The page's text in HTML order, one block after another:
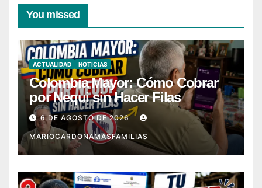
You missed
ACTUALIDAD NOTICIAS
Colombia Mayor: Cómo Cobrar
por Nequi sin Hacer Filas
6 DE AGOSTO DE 2026
MARIOCARDONAMASFAMILIAS